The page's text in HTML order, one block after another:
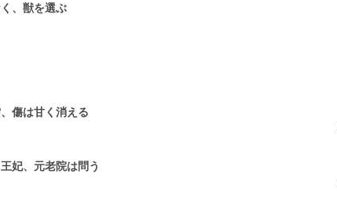
、獣を選ぶ
傷は甘く消える
妃、元老院は問う